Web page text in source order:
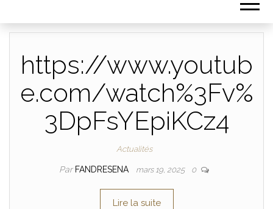
https://www.youtub
e.com/watch%3Fv%
3DpFsYEpiKCz4
Actualités
Par FANDRESENA mars 19, 2025 0
Lire la suite